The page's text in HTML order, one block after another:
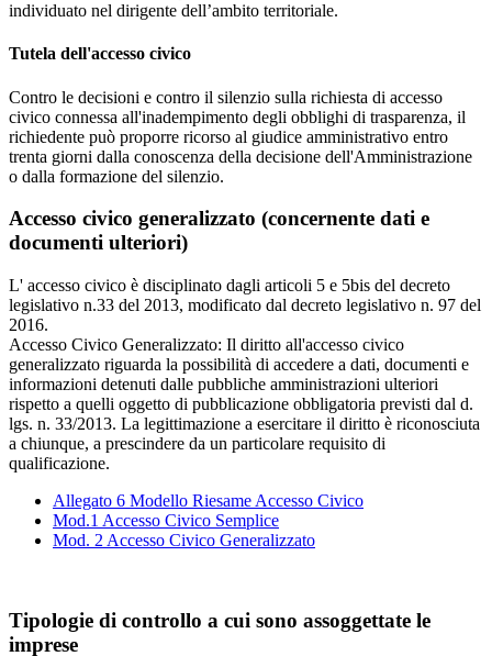
individuato nel dirigente dell’ambito territoriale.
Tutela dell'accesso civico
Contro le decisioni e contro il silenzio sulla richiesta di accesso
civico connessa all'inadempimento degli obblighi di trasparenza, il
richiedente può proporre ricorso al giudice amministrativo entro
trenta giorni dalla conoscenza della decisione dell'Amministrazione
o dalla formazione del silenzio.
Accesso civico generalizzato (concernente dati e
documenti ulteriori)
L' accesso civico è disciplinato dagli articoli 5 e 5bis del decreto
legislativo n.33 del 2013, modificato dal decreto legislativo n. 97 del
2016.
Accesso Civico Generalizzato: Il diritto all'accesso civico
generalizzato riguarda la possibilità di accedere a dati, documenti e
informazioni detenuti dalle pubbliche amministrazioni ulteriori
rispetto a quelli oggetto di pubblicazione obbligatoria previsti dal d.
lgs. n. 33/2013. La legittimazione a esercitare il diritto è riconosciuta
a chiunque, a prescindere da un particolare requisito di
qualificazione.
Allegato 6 Modello Riesame Accesso Civico
Mod.1 Accesso Civico Semplice
Mod. 2 Accesso Civico Generalizzato
Tipologie di controllo a cui sono assoggettate le
imprese